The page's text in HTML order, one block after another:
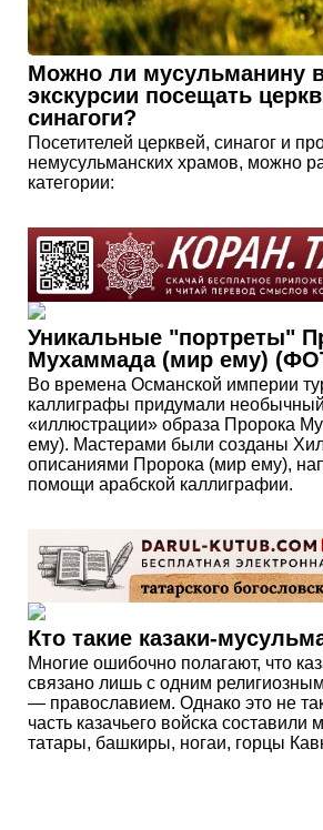
Можно ли мусульманину
экскурсии посещать
синагоги?
Посетителей церквей, синагог и
немусульманских храмов, можно
категории:
Уникальные "портреты"
Мухаммада (мир ему)
Во времена Османской империи
каллиграфы придумали
«иллюстрации» образа Пророка
ему). Мастерами были созданы
описаниями Пророка (мир ему),
помощи арабской каллиграфии.
Кто такие казаки-
Многие ошибочно полагают, что
связано лишь с одним
— православием. Однако это не
часть казачьего войска составили
татары, башкиры, ногаи, горцы